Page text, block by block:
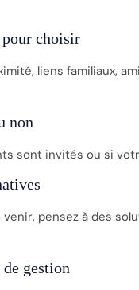
choisir
liens familiaux,
non
sont invités ou si
pensez à des
gestion